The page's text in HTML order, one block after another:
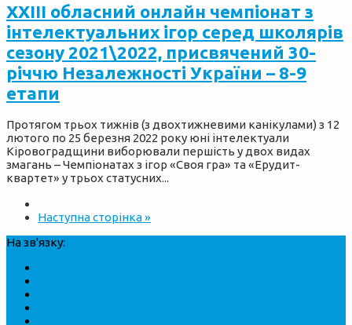
ХXІІІ обласний онлайн чемпіонат з
інтелектуальних ігор серед школярів
сезону 2021\2022, присвячений 30-
річчю Незалежності України – 8-9
етапи
Протягом трьох тижнів (з двохтижневими канікулами) з 12
лютого по 25 березня 2022 року юні інтелектуали
Кіровоградщини виборювали першість у двох видах
змагань – Чемпіонатах з ігор «Своя гра» та «Ерудит-
квартет» у трьох статусних...
Наступна сторінка »
На зв'язку: